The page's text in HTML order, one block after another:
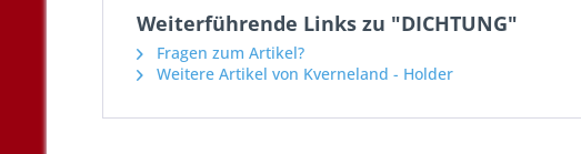
Weiterführende Links zu "DICHTUNG"
Fragen zum Artikel?
Weitere Artikel von Kverneland - Holder